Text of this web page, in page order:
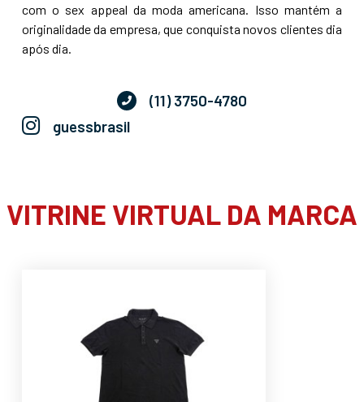
com o sex appeal da moda americana. Isso mantém a
originalidade da empresa, que conquista novos clientes dia
após dia.
(11) 3750-4780
guessbrasil
VITRINE VIRTUAL DA MARCA